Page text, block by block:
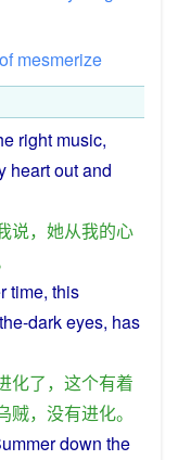
of mesmerize
right music,
heartoutand
说， 她从我的心
time, this
darkeyes, has
化了， 这个有着
贼， 没有进化。
down the